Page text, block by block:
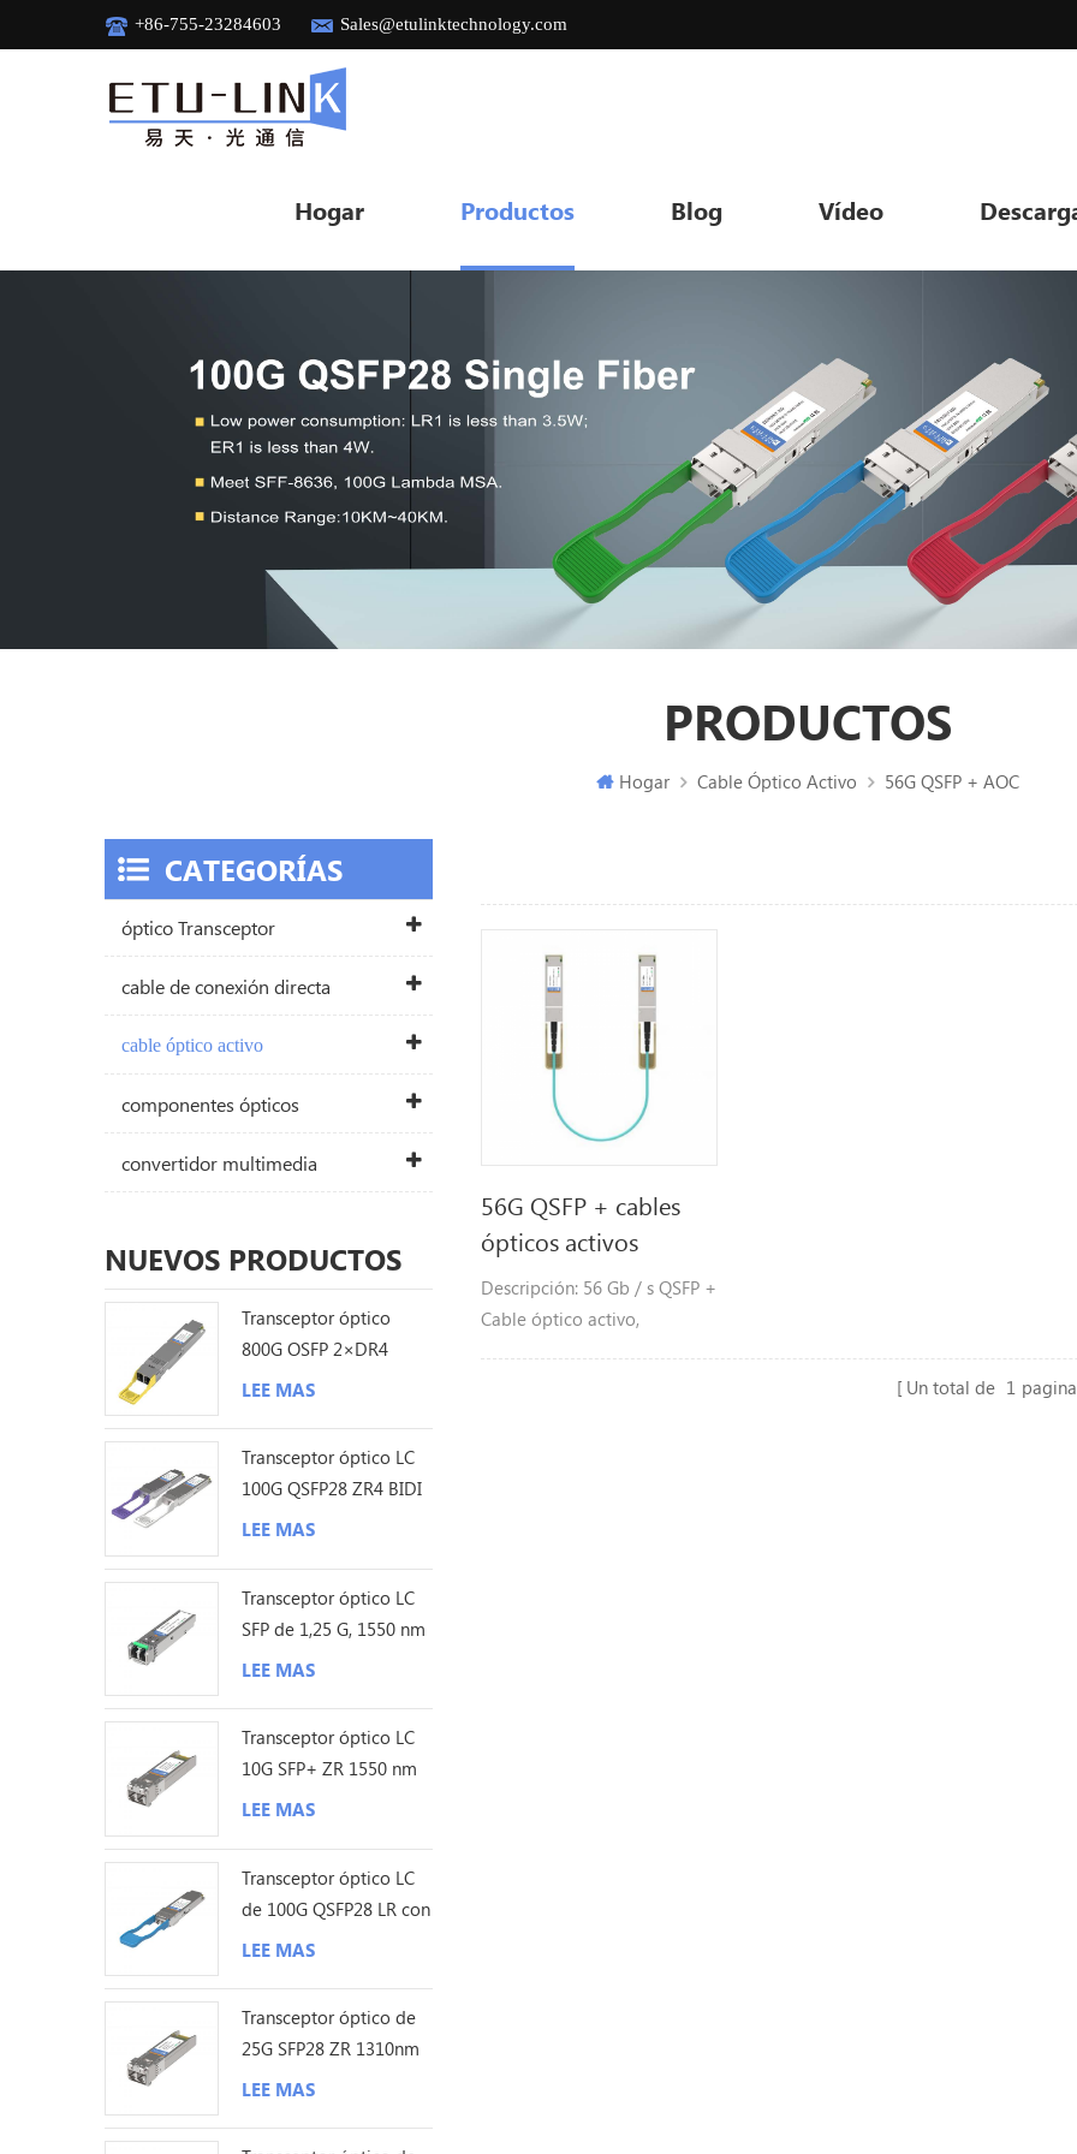
+86-755-23284603 Sales@etulinktechnology.com
Hogar Productos Blog Vídeo
PRODUCTOS
Hogar Cable Óptico Activo 56G QSFP + AOC
56G QSFP + cables
ópticos activos
Descripción: 56 Gb / s QSFP +
Cable óptico activo,
Un total de 1
CATEGORÍAS
óptico Transceptor
cable de conexión directa
cable óptico activo
componentes ópticos
convertidor multimedia
NUEVOS PRODUCTOS
Transceptor óptico
800G OSFP 2×DR4
1310nm 500M MPO12
LEE MAS
Transceptor óptico LC
100G QSFP28 ZR4 BIDI
80KM
LEE MAS
Transceptor óptico LC
SFP de 1,25 G, 1550 nm
y 200 km
LEE MAS
Transceptor óptico LC
10G SFP+ ZR 1550 nm
120 km
LEE MAS
Transceptor óptico LC
de 100G QSFP28 LR con
sonda Lambda única de
LEE MAS
Transceptor óptico de
25G SFP28 ZR 1310nm
los 80KM LC
LEE MAS